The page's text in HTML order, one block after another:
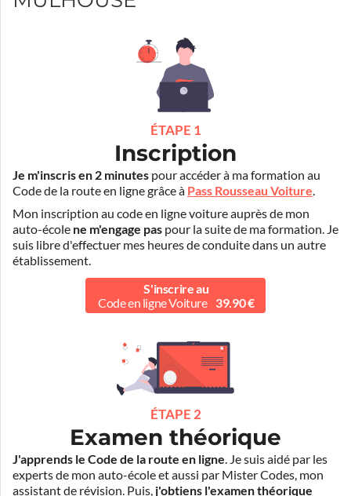
ÉTAPE 1
Inscription
Je m'inscris en 2 minutes pour accéder à ma formation au
Code de la route en ligne grâce à Pass Rousseau Voiture.
Mon inscription au code en ligne voiture auprès de mon
auto-école ne m'engage pas pour la suite de ma formation. Je
suis libre d'effectuer mes heures de conduite dans un autre
établissement.
S'inscrire au
Code en ligne Voiture
39.90 €
ÉTAPE 2
Examen théorique
J'apprends le Code de la route en ligne. Je suis aidé par les
experts de mon auto-école et aussi par Mister Codes, mon
assistant de révision. Puis, j'obtiens l'examen théorique